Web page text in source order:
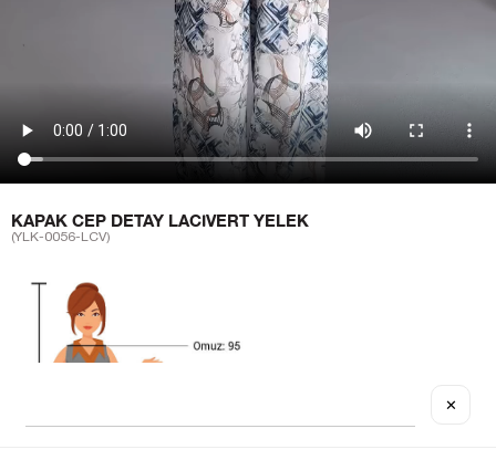
KAPAK CEP DETAY LACIVERT YELEK
(YLK-0056-LCV)
✕